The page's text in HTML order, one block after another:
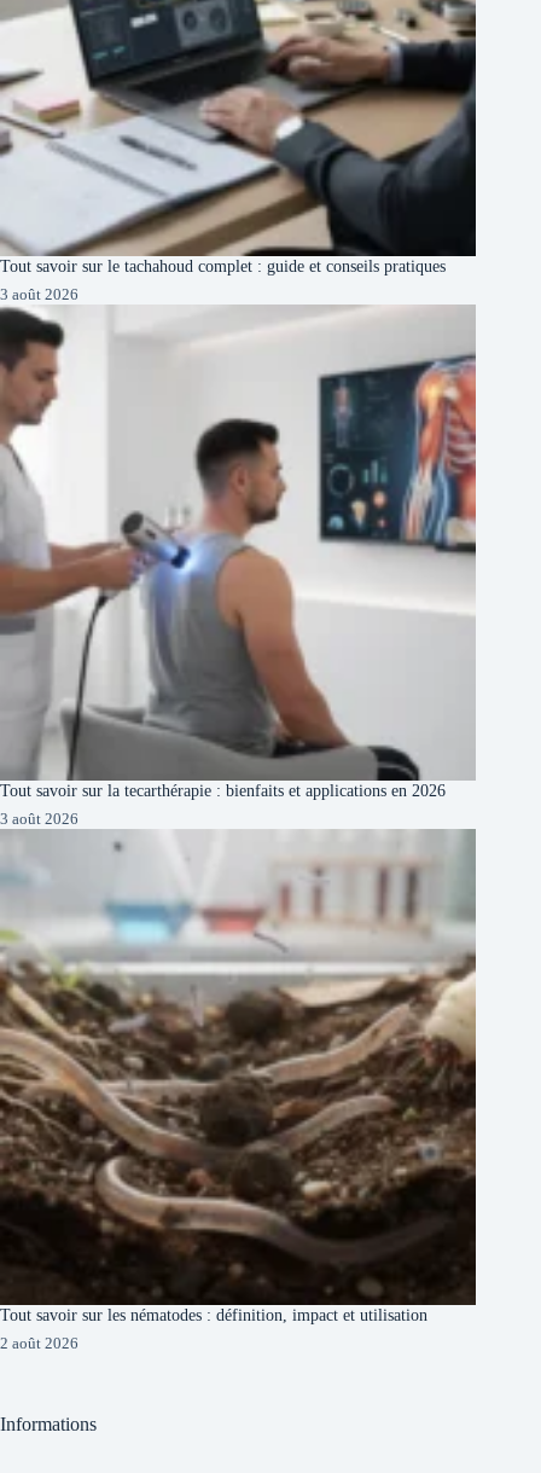
Tout savoir sur le tachahoud complet : guide et conseils pratiques
3 août 2026
Tout savoir sur la tecarthérapie : bienfaits et applications en 2026
3 août 2026
Tout savoir sur les nématodes : définition, impact et utilisation
2 août 2026
Informations